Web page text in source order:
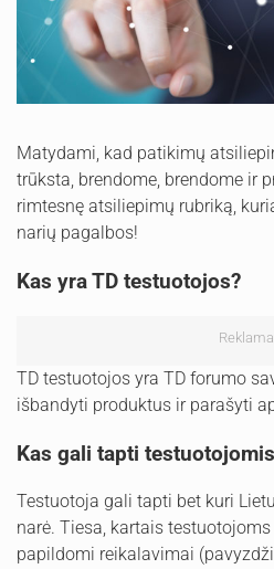
Matydami, kad patikimų
trūksta, brendome, brendome ir
rimtesnę atsiliepimų rubriką,
narių pagalbos!
Kas yra TD testuotojos?
TD testuotojos yra TD forumo
išbandyti produktus ir parašyti
Kas gali tapti
Testuotoja gali tapti bet kuri
narė. Tiesa, kartais
papildomi reikalavimai